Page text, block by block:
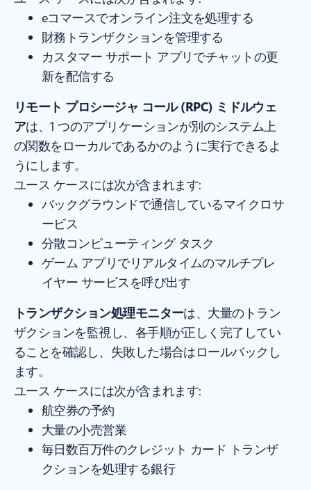
eコマースでオンライン注文を処理する
財務トランザクションを管理する
カスタマー サポート アプリでチャットの更
新を配信する
リモート プロシージャ コール (RPC) ミドルウェ
アは、1 つのアプリケーションが別のシステム上
の関数をローカルであるかのように実行できるよ
うにします。
ユース ケースには次が含まれます:
バックグラウンドで通信しているマイクロサ
ービス
分散コンピューティング タスク
ゲーム アプリでリアルタイムのマルチプレ
イヤー サービスを呼び出す
トランザクション処理モニターは、大量のトラン
ザクションを監視し、各手順が正しく完了してい
ることを確認し、失敗した場合はロールバックし
ます。
ユース ケースには次が含まれます:
航空券の予約
大量の小売営業
毎日数百万件のクレジット カード トランザ
クションを処理する銀行